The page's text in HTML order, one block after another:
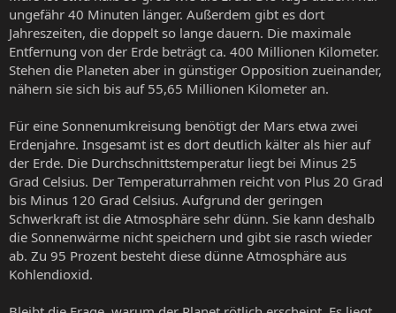
ungefähr 40 Minuten länger. Außerdem gibt es dort
Jahreszeiten, die doppelt so lange dauern. Die maximale
Entfernung von der Erde beträgt ca. 400 Millionen Kilometer.
Stehen die Planeten aber in günstiger Opposition zueinander,
nähern sie sich bis auf 55,65 Millionen Kilometer an.
Für eine Sonnenumkreisung benötigt der Mars etwa zwei
Erdenjahre. Insgesamt ist es dort deutlich kälter als hier auf
der Erde. Die Durchschnittstemperatur liegt bei Minus 25
Grad Celsius. Der Temperaturrahmen reicht von Plus 20 Grad
bis Minus 120 Grad Celsius. Aufgrund der geringen
Schwerkraft ist die Atmosphäre sehr dünn. Sie kann deshalb
die Sonnenwärme nicht speichern und gibt sie rasch wieder
ab. Zu 95 Prozent besteht diese dünne Atmosphäre aus
Kohlendioxid.